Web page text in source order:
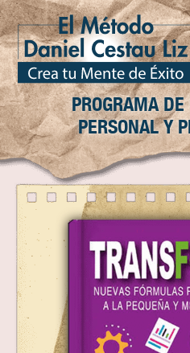
PROGRAMA DE
PERSONAL Y